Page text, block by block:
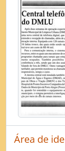
[Série]
[Série]
[Série]
Área de